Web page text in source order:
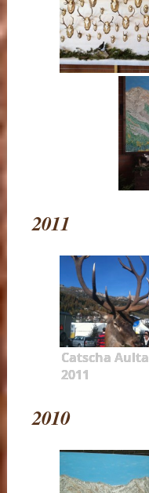
2011
Catscha Aulta
2011
2010